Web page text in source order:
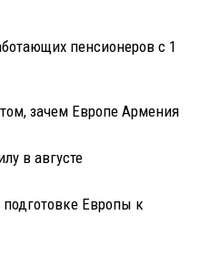
пенсионеров с 1
зачем Европе Армения
в августе
Европы к